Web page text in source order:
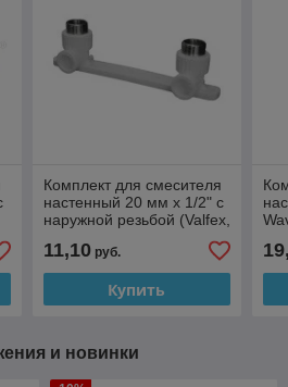
Комплект для смесителя
настенный 20 мм x 1/2" с
наружной резьбой (Valfex,
11,10руб.
Купить
и новинки